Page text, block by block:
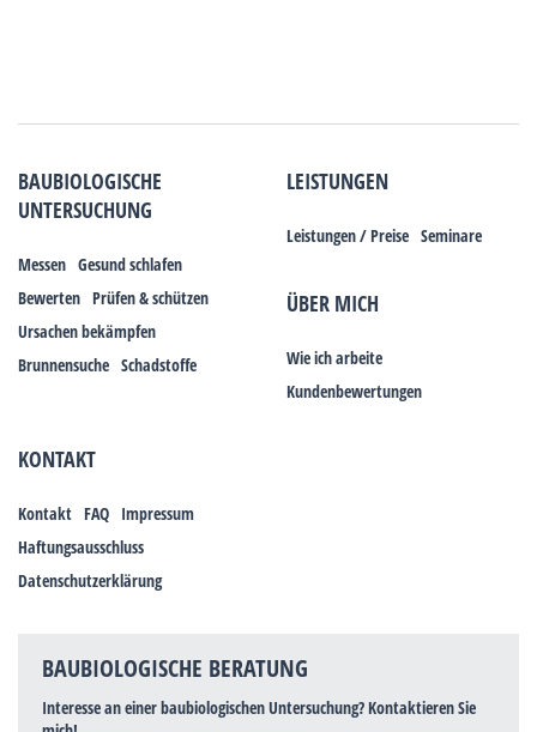
BAUBIOLOGISCHE
UNTERSUCHUNG
Messen Gesund schlafen
Bewerten Prüfen & schützen
Ursachen bekämpfen
Brunnensuche Schadstoffe
LEISTUNGEN
Leistungen / Preise Seminare
ÜBER MICH
Wie ich arbeite
Kundenbewertungen
KONTAKT
Kontakt FAQ Impressum
Haftungsausschluss
Datenschutzerklärung
BAUBIOLOGISCHE BERATUNG
Interesse an einer baubiologischen Untersuchung? Kontaktieren Sie